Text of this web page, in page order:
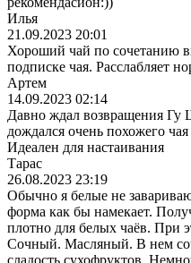
Илья
21.09.2023 20:01
Хороший чай по сочетанию
подписке чая. Расслабляет
Артем
14.09.2023 02:14
Давно ждал возвращения Гу
дождался очень похожего
Идеален для настаивания
Тарас
26.08.2023 23:19
Обычно я белые не
форма как бы намекает.
плотно для белых чаёв. При
Сочный. Масляный. В нем
сладость сухофруктов.